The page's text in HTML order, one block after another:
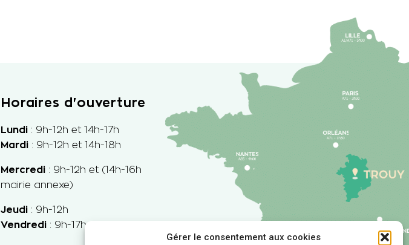
Gérer le consentement aux cookies
Horaires d'ouverture
Lundi : 9h-12h et 14h-17h
Mardi : 9h-12h et 14h-18h
Mercredi : 9h-12h et (14h-16h
mairie annexe)
Jeudi : 9h-12h
Vendredi : 9h-17h